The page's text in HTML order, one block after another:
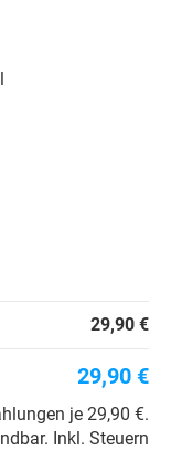
29,90 €
29,90 €
je 29,90 €.
Inkl. Steuern